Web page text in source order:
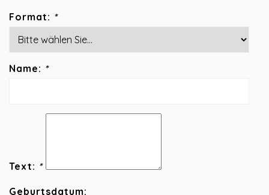
Format: *
Name: *
Text: *
Geburtsdatum: